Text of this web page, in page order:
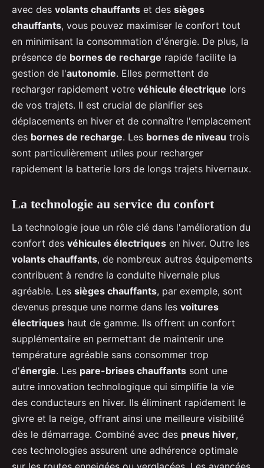
avec des volants chauffants et des sièges
chauffants, vous pouvez maximiser le confort tout
en minimisant la consommation d'énergie. De plus, la
présence de bornes de recharge rapide facilite la
gestion de l'autonomie. Elles permettent de
recharger rapidement votre véhicule électrique lors
de vos trajets. Il est crucial de planifier ses
déplacements en hiver et de connaître l'emplacement
des bornes de recharge. Les bornes de niveau trois
sont particulièrement utiles pour recharger
rapidement la batterie lors de longs trajets hivernaux.
La technologie au service du confort
La technologie joue un rôle clé dans l'amélioration du
confort des véhicules électriques en hiver. Outre les
volants chauffants, de nombreux autres équipements
contribuent à rendre la conduite hivernale plus
agréable. Les sièges chauffants, par exemple, sont
devenus presque une norme dans les voitures
électriques haut de gamme. Ils offrent un confort
supplémentaire en permettant de maintenir une
température agréable sans consommer trop
d'énergie. Les pare-brises chauffants sont une
autre innovation technologique qui simplifie la vie
des conducteurs en hiver. Ils éliminent rapidement le
givre et la neige, offrant ainsi une meilleure visibilité
dès le démarrage. Combiné avec des pneus hiver,
ces technologies assurent une adhérence optimale